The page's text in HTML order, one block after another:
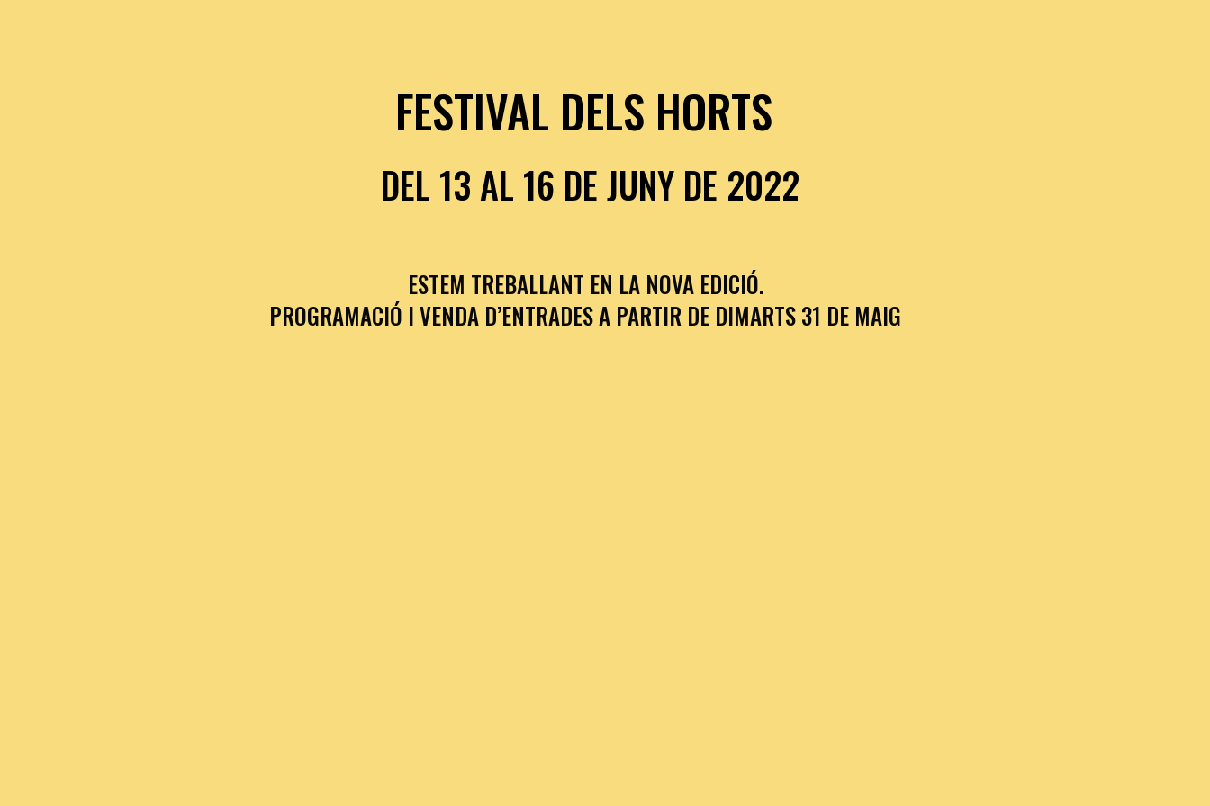
FESTIVAL DELS HORTS
DEL 13 AL 16 DE JUNY DE 2022
ESTEM TREBALLANT EN LA NOVA EDICIÓ.
PROGRAMACIÓ I VENDA D’ENTRADES A PARTIR DE DIMARTS 31 DE MAIG